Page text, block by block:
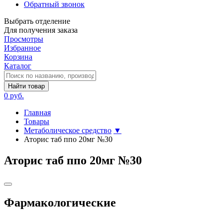
Обратный звонок
Выбрать отделение
Для получения заказа
Просмотры
Избранное
Корзина
Каталог
Найти товар
0 руб.
Главная
Товары
Метаболическое средство ▼
Аторис таб ппо 20мг №30
Аторис таб ппо 20мг №30
Фармакологические